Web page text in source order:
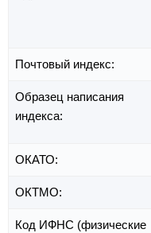
Почтовый индекс:
Образец написания
индекса:
ОКАТО:
ОКТМО:
Код ИФНС (физические